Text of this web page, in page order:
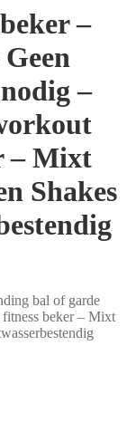
–
–
– Mixt
Shakes
bal of garde
beker – Mixt